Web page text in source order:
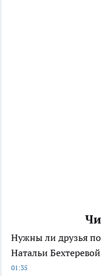
Нужны ли друзья
Натальи Бехтеревой
01:35